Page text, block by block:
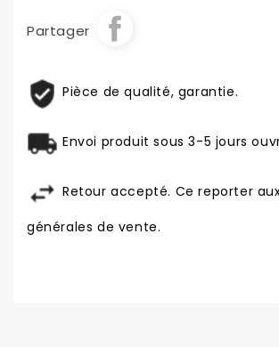
Partager
Pièce de qualité, garantie.
Envoi produit sous 3-5 jours
Retour accepté. Ce reporter
générales de vente.